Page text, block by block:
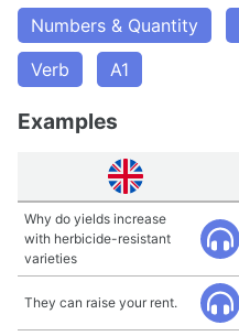
Numbers & Quantity
Verb
A1
Examples
Why do yields increase
with herbicide-resistant
varieties
They can raise your rent.